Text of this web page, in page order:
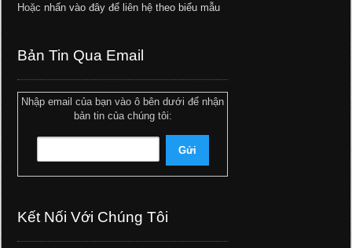
Hoặc nhấn vào đây để liên hệ theo biểu mẫu
Bản Tin Qua Email
Nhập email của bạn vào ô bên dưới để nhận
bản tin của chúng tôi:
Kết Nối Với Chúng Tôi